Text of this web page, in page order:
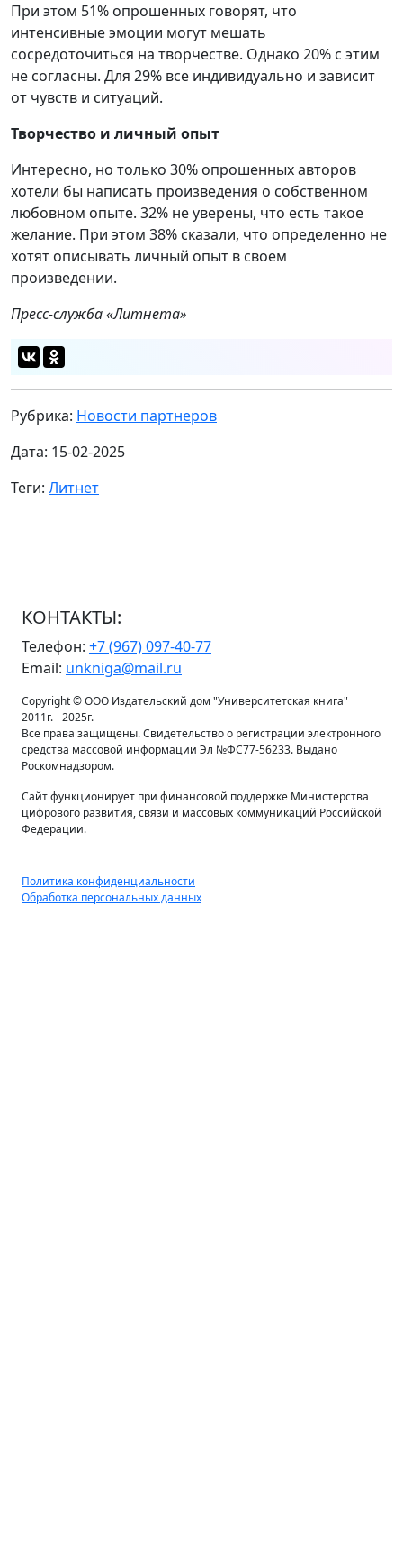
При этом 51% опрошенных говорят, что
интенсивные эмоции могут мешать
сосредоточиться на творчестве. Однако 20% с этим
не согласны. Для 29% все индивидуально и зависит
от чувств и ситуаций.
Творчество и личный опыт
Интересно, но только 30% опрошенных авторов
хотели бы написать произведения о собственном
любовном опыте. 32% не уверены, что есть такое
желание. При этом 38% сказали, что определенно не
хотят описывать личный опыт в своем
произведении.
Пресс-служба «Литнета»
Рубрика: Новости партнеров
Дата: 15-02-2025
Теги: Литнет
КОНТАКТЫ:
Телефон: +7 (967) 097-40-77
Email: unkniga@mail.ru
Copyright © ООО Издательский дом "Университетская книга"
2011г. - 2025г.
Все права защищены. Свидетельство о регистрации электронного
средства массовой информации Эл №ФС77-56233. Выдано
Роскомнадзором.
Сайт функционирует при финансовой поддержке Министерства
цифрового развития, связи и массовых коммуникаций Российской
Федерации.
Политика конфиденциальности
Обработка персональных данных